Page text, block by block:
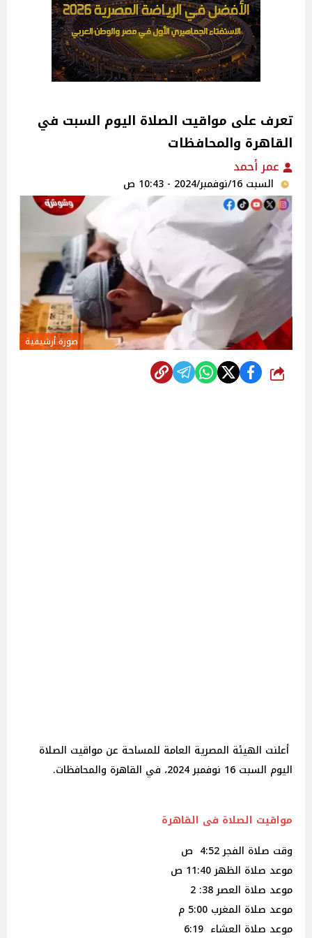
تعرف على مواقيت الصلاة اليوم السبت في
القاهرة والمحافظات
عمر أحمد
السبت 16/نوفمبر/2024 - 10:43 ص
صورة أرشيفية
شارك
أعلنت الهيئة المصرية العامة للمساحة عن مواقيت الصلاة
اليوم السبت 16 نوفمبر 2024، في القاهرة والمحافظات.
مواقيت الصلاة فى القاهرة
وقت صلاة الفجر 4:52 ص
موعد صلاة الظهر 11:40 ص
موعد صلاة العصر 38: 2
موعد صلاة المغرب 5:00 م
موعد صلاة العشاء 6:19